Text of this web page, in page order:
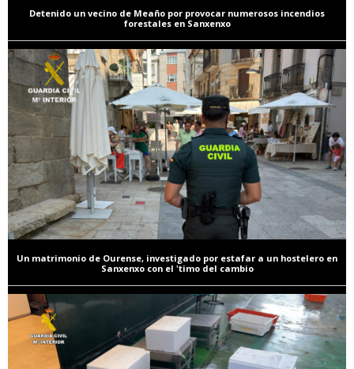
Detenido un vecino de Meaño por provocar numerosos incendios
forestales en Sanxenxo
Un matrimonio de Ourense, investigado por estafar a un hostelero en
Sanxenxo con el 'timo del cambio